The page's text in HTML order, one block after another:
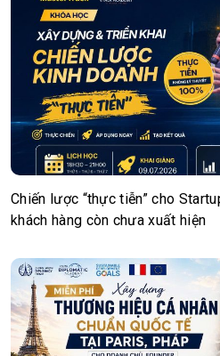
Chiến lược “thực tiễn” cho
khách hàng còn chưa xuất hiện